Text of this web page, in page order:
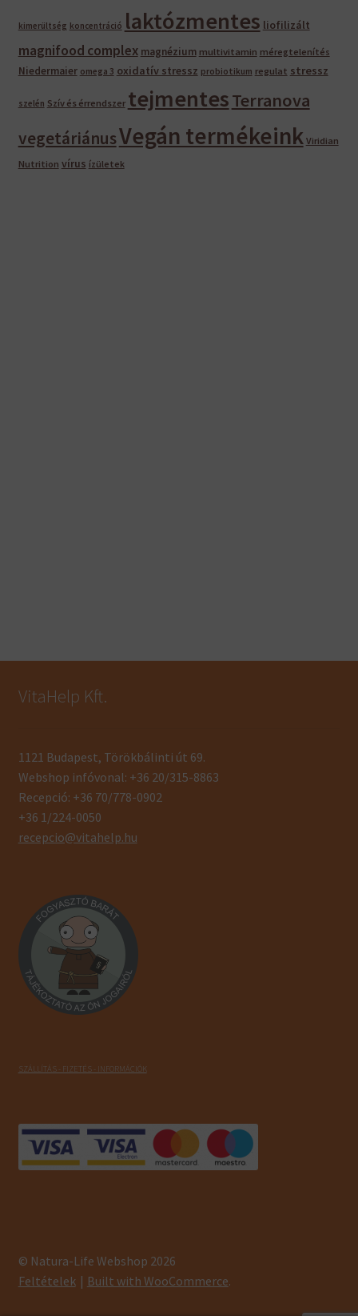
kimerültség koncentráció laktózmentes liofilizált
magnifood complex magnézium multivitamin méregtelenítés
Niedermaier omega 3 oxidatív stressz probiotikum regulat stressz
szelén Szív és érrendszer tejmentesTerranova
vegetáriánusVegán termékeink Viridian
Nutrition vírus ízületek
VitaHelp Kft.
1121 Budapest, Törökbálinti út 69.
Webshop infóvonal: +36 20/315-8863
Recepció: +36 70/778-0902
+36 1/224-0050
recepcio@vitahelp.hu
SZÁLLÍTÁS - FIZETÉS - INFORMÁCIÓK
© Natura-Life Webshop 2026
Feltételek
Built with WooCommerce.